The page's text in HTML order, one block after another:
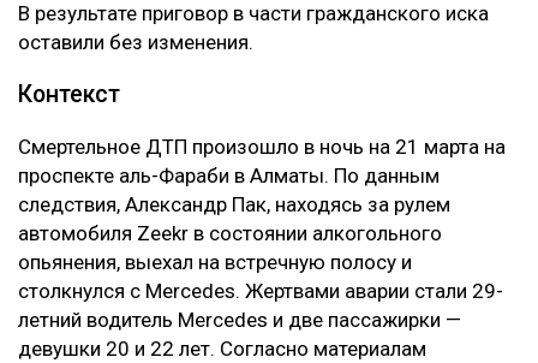
В результате приговор в части гражданского иска
оставили без изменения.
Контекст
Смертельное ДТП произошло в ночь на 21 марта на
проспекте аль-Фараби в Алматы. По данным
следствия, Александр Пак, находясь за рулем
автомобиля Zeekr в состоянии алкогольного
опьянения, выехал на встречную полосу и
столкнулся с Mercedes. Жертвами аварии стали 29-
летний водитель Mercedes и две пассажирки —
девушки 20 и 22 лет. Согласно материалам